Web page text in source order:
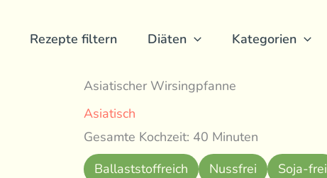
Rezepte filtern Diäten Kategorien
Asiatischer Wirsingpfanne
Asiatisch
Gesamte Kochzeit: 40 Minuten
Ballaststoffreich
Nussfrei Soja-frei